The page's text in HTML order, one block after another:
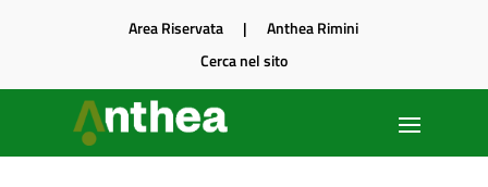
Area Riservata |Anthea Rimini
Cerca nel sito